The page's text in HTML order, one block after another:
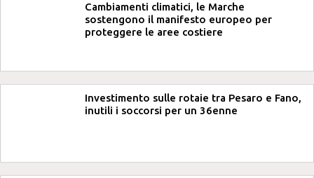
Cambiamenti climatici, le Marche
sostengono il manifesto europeo per
proteggere le aree costiere
Investimento sulle rotaie tra Pesaro e Fano,
inutili i soccorsi per un 36enne